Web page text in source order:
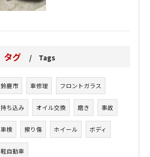
タグ Tags
鈴鹿市 車修理 フロントガラス
持ち込み オイル交換 磨き 事故
車検 擦り傷 ホイール ボディ
軽自動車